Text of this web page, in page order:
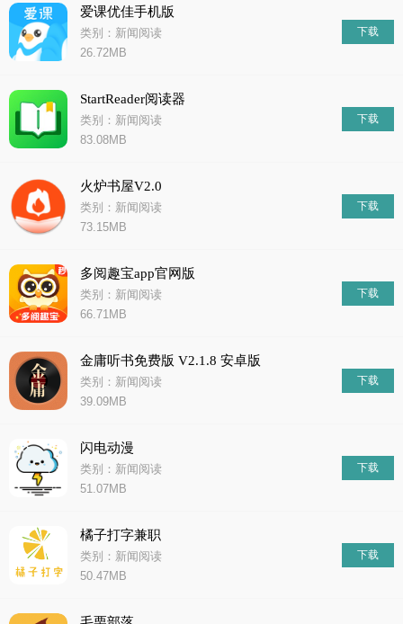
爱课优佳手机版
类别：新闻阅读
26.72MB
下载
StartReader阅读器
类别：新闻阅读
83.08MB
下载
火炉书屋V2.0
类别：新闻阅读
73.15MB
下载
多阅趣宝app官网版
类别：新闻阅读
66.71MB
下载
金庸听书免费版 V2.1.8 安卓版
类别：新闻阅读
39.09MB
下载
闪电动漫
类别：新闻阅读
51.07MB
下载
橘子打字兼职
类别：新闻阅读
50.47MB
下载